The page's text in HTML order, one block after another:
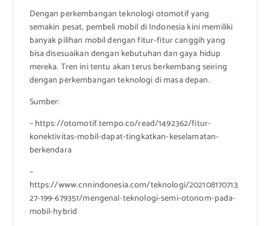
Dengan perkembangan teknologi otomotif yang
semakin pesat, pembeli mobil di Indonesia kini memiliki
banyak pilihan mobil dengan fitur-fitur canggih yang
bisa disesuaikan dengan kebutuhan dan gaya hidup
mereka. Tren ini tentu akan terus berkembang seiring
dengan perkembangan teknologi di masa depan.
Sumber:
– https://otomotif.tempo.co/read/1492362/fitur-
konektivitas-mobil-dapat-tingkatkan-keselamatan-
berkendara
–
https://www.cnnindonesia.com/teknologi/202108170713
27-199-679351/mengenal-teknologi-semi-otonom-pada-
mobil-hybrid